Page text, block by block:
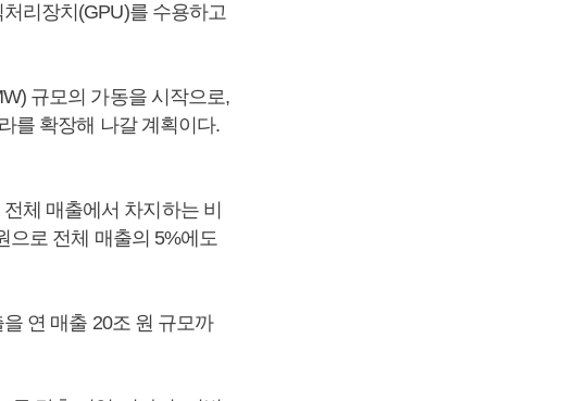
리장치(GPU)를 수용하고
규모의 가동을 시작으로,
를 확장해 나갈 계획이다.
체 매출에서 차지하는 비
으로 전체 매출의 5%에도
연 매출 20조 원 규모까